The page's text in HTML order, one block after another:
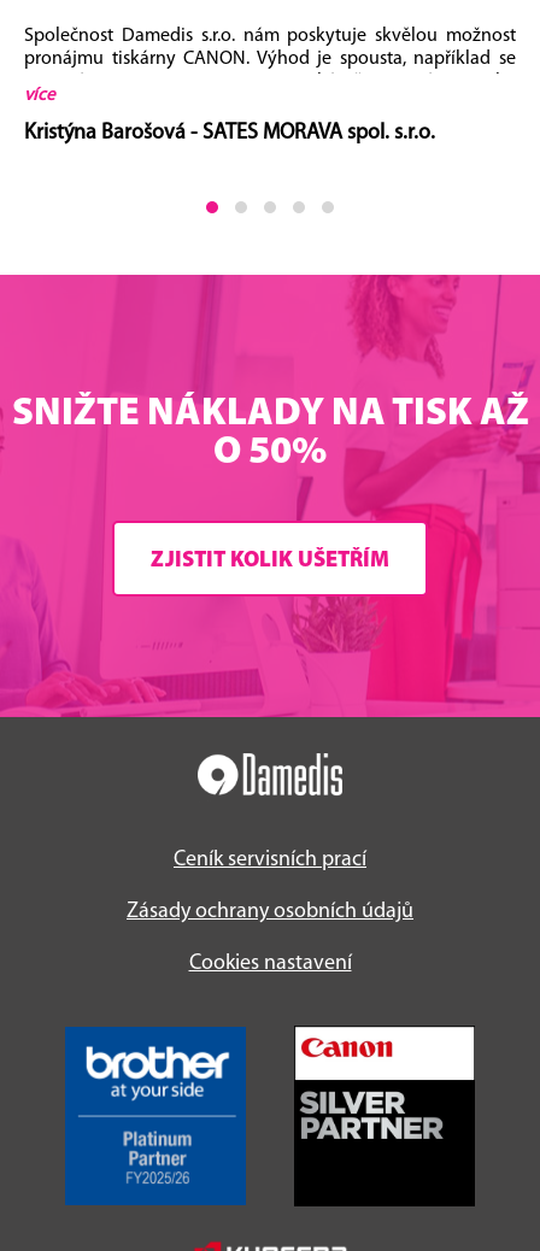
Společnost Damedis s.r.o. nám poskytuje skvělou možnost
pronájmu tiskárny CANON. Výhod je spousta, například se
na servis tiskárny, vše můžeme pozorovat ve webovém
rozhraní. Jsme s touto společností velmi spokojení a moc jí
děkujeme za tyto služby.
více
Kristýna Barošová - SATES MORAVA spol. s.r.o.
SNIŽTE NÁKLADY NA TISK AŽ
O 50%
ZJISTIT KOLIK UŠETŘÍM
Ceník servisních prací
Zásady ochrany osobních údajů
Cookies nastavení